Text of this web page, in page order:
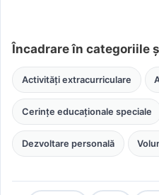
Încadrare în categoriile
Activități extracurriculare
Cerințe educaționale speciale
Dezvoltare personală